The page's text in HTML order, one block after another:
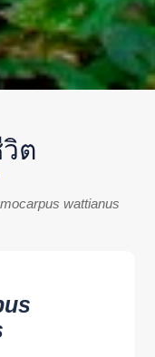
ต
wattianus